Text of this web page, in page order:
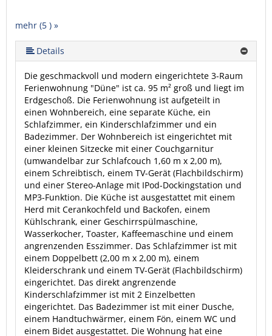
mehr (5 ) »
mehr (5 ) »
Details
Die geschmackvoll und modern eingerichtete 3-Raum
Ferienwohnung "Düne" ist ca. 95 m² groß und liegt im
Erdgeschoß. Die Ferienwohnung ist aufgeteilt in
einen Wohnbereich, eine separate Küche, ein
Schlafzimmer, ein Kinderschlafzimmer und ein
Badezimmer. Der Wohnbereich ist eingerichtet mit
einer kleinen Sitzecke mit einer Couchgarnitur
(umwandelbar zur Schlafcouch 1,60 m x 2,00 m),
einem Schreibtisch, einem TV-Gerät (Flachbildschirm)
und einer Stereo-Anlage mit IPod-Dockingstation und
MP3-Funktion. Die Küche ist ausgestattet mit einem
Herd mit Cerankochfeld und Backofen, einem
Kühlschrank, einer Geschirrspülmaschine,
Wasserkocher, Toaster, Kaffeemaschine und einem
angrenzenden Esszimmer. Das Schlafzimmer ist mit
einem Doppelbett (2,00 m x 2,00 m), einem
Kleiderschrank und einem TV-Gerät (Flachbildschirm)
eingerichtet. Das direkt angrenzende
Kinderschlafzimmer ist mit 2 Einzelbetten
eingerichtet. Das Badezimmer ist mit einer Dusche,
einem Handtuchwärmer, einem Fön, einem WC und
einem Bidet ausgestattet. Die Wohnung hat eine